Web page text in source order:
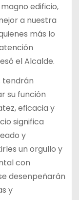
edificio,
a nuestra
más lo
el Alcalde.
tendrán
su función
eficacia y
significa
y
un orgullo y
con
desenpeñarán
y